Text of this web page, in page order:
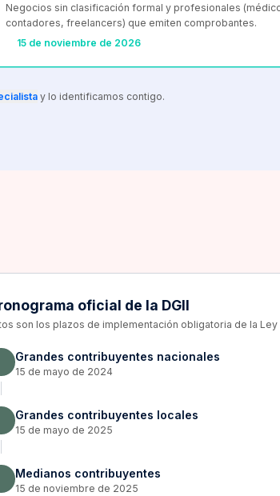
Negocios sin clasificación formal y profesionales
contadores, freelancers) que emiten comprobantes.
15 de noviembre de 2026
y lo identificamos contigo.
oficial de la DGII
son los plazos de implementación obligatoria de la
Grandes contribuyentes nacionales
15 de mayo de 2024
Grandes contribuyentes locales
15 de mayo de 2025
Medianos contribuyentes
15 de noviembre de 2025